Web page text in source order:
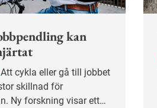
kan
skillnad för
Ny forskning visar ett